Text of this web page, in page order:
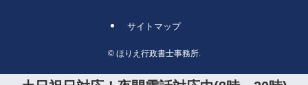
サイトマップ
©ほりえ行政書士事務所.